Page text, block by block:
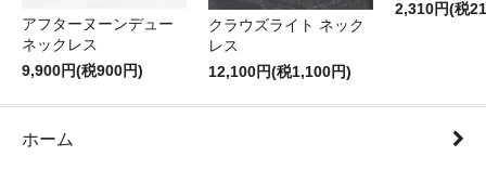
アフターヌーンデュー
ネックレス
9,900円(税900円)
クラウズライト ネック
レス
12,100円(税1,100円)
2,310円(税
ホーム